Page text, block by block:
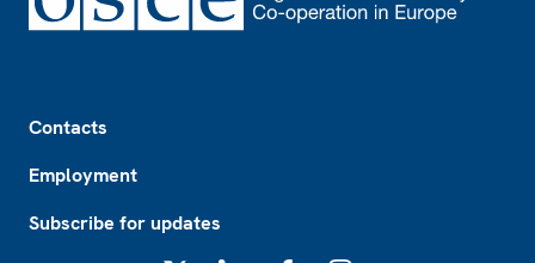
Contacts
Employment
Subscribe for updates